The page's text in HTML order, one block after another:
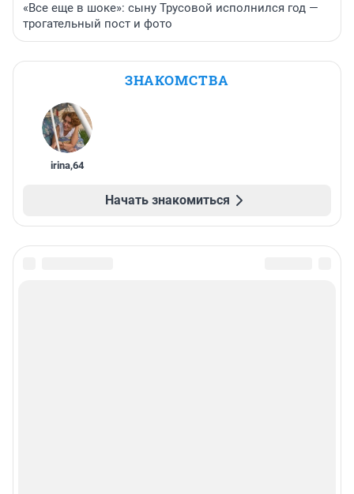
«Все еще в шоке»: сыну Трусовой исполнился год —
трогательный пост и фото
ЗНАКОМСТВА
irina,64
Начать знакомиться